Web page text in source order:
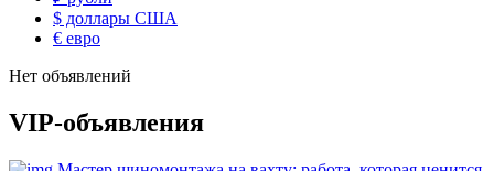
$ доллары США
€ евро
Нет объявлений
VIP-объявления